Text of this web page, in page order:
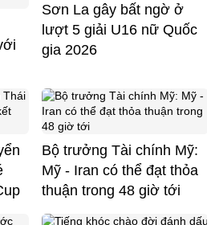
Sơn La gây bất ngờ ở
lượt 5 giải U16 nữ Quốc
gia 2026
Bộ trưởng Tài chính Mỹ:
Mỹ - Iran có thể đạt thỏa
thuận trong 48 giờ tới